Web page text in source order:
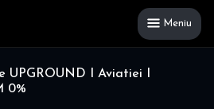
Meniu
UPGROUND I Aviatiei I
0%